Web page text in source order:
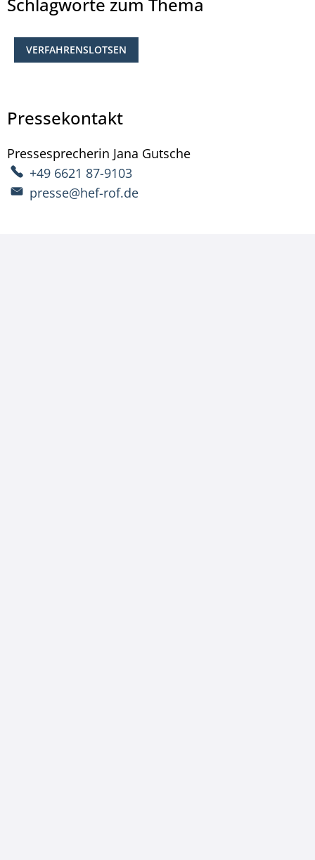
VERFAHRENSLOTSEN
Pressekontakt
Pressesprecherin Jana Gutsche
+49 6621 87-9103
presse@hef-rof.de